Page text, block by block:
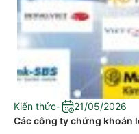
Kiến thức-
21/05/2026
Các công ty chứng khoán